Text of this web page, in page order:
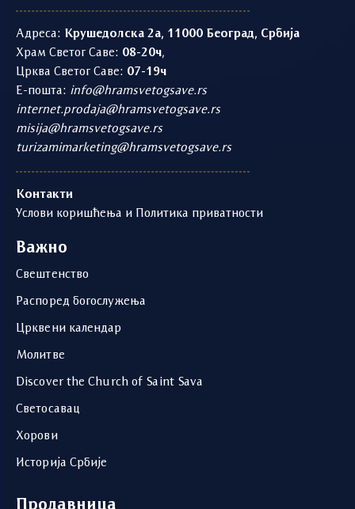
Адреса: Крушедолска 2а, 11000 Београд, Србија
Храм Светог Саве: 08-20ч,
Црква Светог Саве: 07-19ч
Е-пошта: info@hramsvetogsave.rs
internet.prodaja@hramsvetogsave.rs
misija@hramsvetogsave.rs
turizamimarketing@hramsvetogsave.rs
Контакти
Услови коришћења и Политика приватности
Важно
Свештенство
Распоред богослужења
Црквени календар
Молитве
Discover the Church of Saint Sava
Светосавац
Хорови
Историја Србије